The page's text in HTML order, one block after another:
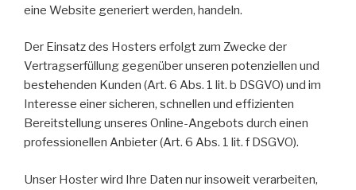
eine Website generiert werden, handeln.
Der Einsatz des Hosters erfolgt zum Zwecke der
Vertragserfüllung gegenüber unseren potenziellen und
bestehenden Kunden (Art. 6 Abs. 1 lit. b DSGVO) und im
Interesse einer sicheren, schnellen und effizienten
Bereitstellung unseres Online-Angebots durch einen
professionellen Anbieter (Art. 6 Abs. 1 lit. f DSGVO).
Unser Hoster wird Ihre Daten nur insoweit verarbeiten,